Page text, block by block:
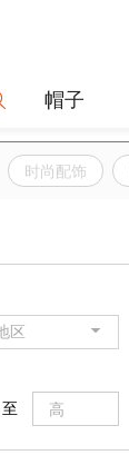
时尚配饰
区
至